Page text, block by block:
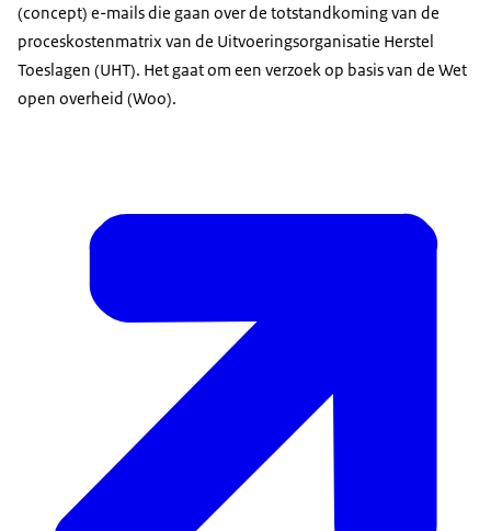
(concept) e-mails die gaan over de totstandkoming van de
proceskostenmatrix van de Uitvoeringsorganisatie Herstel
Toeslagen (UHT). Het gaat om een verzoek op basis van de Wet
open overheid (Woo).